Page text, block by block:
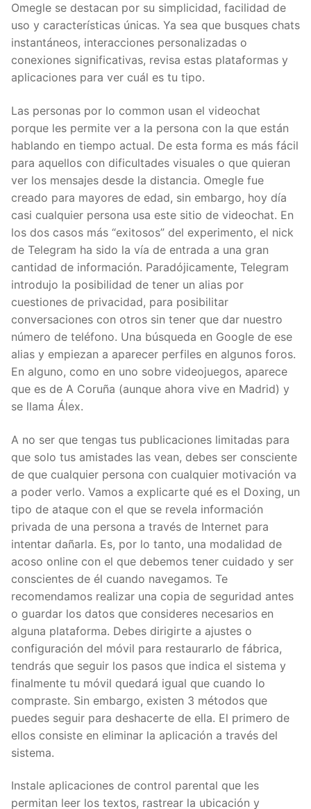
Omegle se destacan por su simplicidad, facilidad de
uso y características únicas. Ya sea que busques chats
instantáneos, interacciones personalizadas o
conexiones significativas, revisa estas plataformas y
aplicaciones para ver cuál es tu tipo.
Las personas por lo common usan el videochat
porque les permite ver a la persona con la que están
hablando en tiempo actual. De esta forma es más fácil
para aquellos con dificultades visuales o que quieran
ver los mensajes desde la distancia. Omegle fue
creado para mayores de edad, sin embargo, hoy día
casi cualquier persona usa este sitio de videochat. En
los dos casos más “exitosos” del experimento, el nick
de Telegram ha sido la vía de entrada a una gran
cantidad de información. Paradójicamente, Telegram
introdujo la posibilidad de tener un alias por
cuestiones de privacidad, para posibilitar
conversaciones con otros sin tener que dar nuestro
número de teléfono. Una búsqueda en Google de ese
alias y empiezan a aparecer perfiles en algunos foros.
En alguno, como en uno sobre videojuegos, aparece
que es de A Coruña (aunque ahora vive en Madrid) y
se llama Álex.
A no ser que tengas tus publicaciones limitadas para
que solo tus amistades las vean, debes ser consciente
de que cualquier persona con cualquier motivación va
a poder verlo. Vamos a explicarte qué es el Doxing, un
tipo de ataque con el que se revela información
privada de una persona a través de Internet para
intentar dañarla. Es, por lo tanto, una modalidad de
acoso online con el que debemos tener cuidado y ser
conscientes de él cuando navegamos. Te
recomendamos realizar una copia de seguridad antes
o guardar los datos que consideres necesarios en
alguna plataforma. Debes dirigirte a ajustes o
configuración del móvil para restaurarlo de fábrica,
tendrás que seguir los pasos que indica el sistema y
finalmente tu móvil quedará igual que cuando lo
compraste. Sin embargo, existen 3 métodos que
puedes seguir para deshacerte de ella. El primero de
ellos consiste en eliminar la aplicación a través del
sistema.
Instale aplicaciones de control parental que les
permitan leer los textos, rastrear la ubicación y